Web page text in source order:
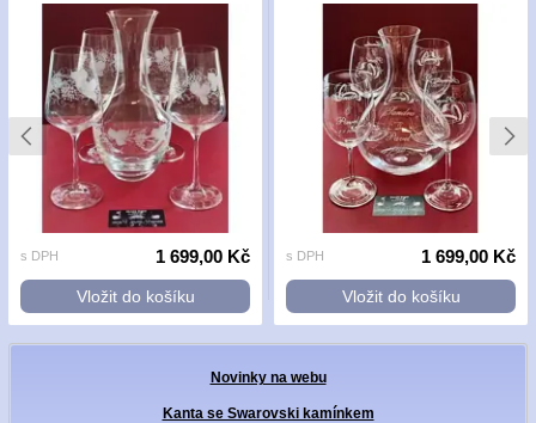
Novinky na webu
Kanta se Swarovski kamínkem
s DPH 1 699,00 Kč
Vložit do košíku
s DPH 1 699,00 Kč
Vložit do košíku